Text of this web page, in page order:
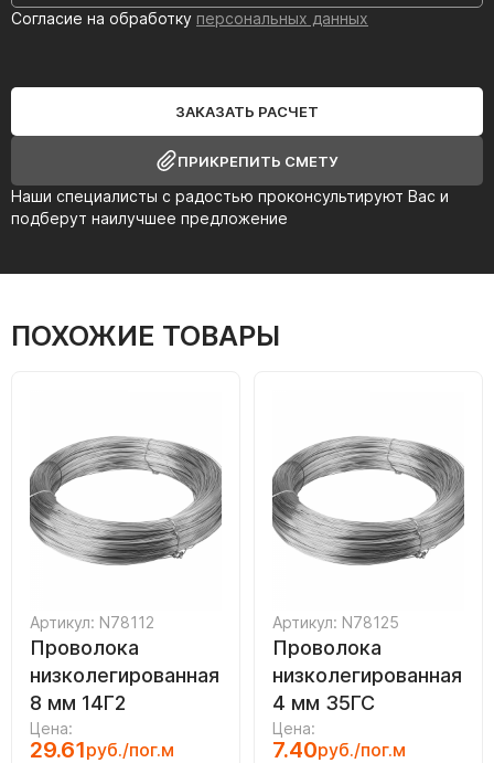
Наши специалисты с радостью проконсультируют Вас и
подберут наилучшее предложение
Согласие на обработку персональных данных
ЗАКАЗАТЬ РАСЧЕТ
ПРИКРЕПИТЬ СМЕТУ
ПОХОЖИЕ ТОВАРЫ
Артикул: N78112
Проволока
низколегированная
8 мм 14Г2
Цена:
29.61руб./пог.м
Артикул: N78125
Проволока
низколегированная
4 мм 35ГС
Цена:
7.40руб./пог.м